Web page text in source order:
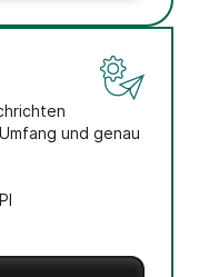
und genau